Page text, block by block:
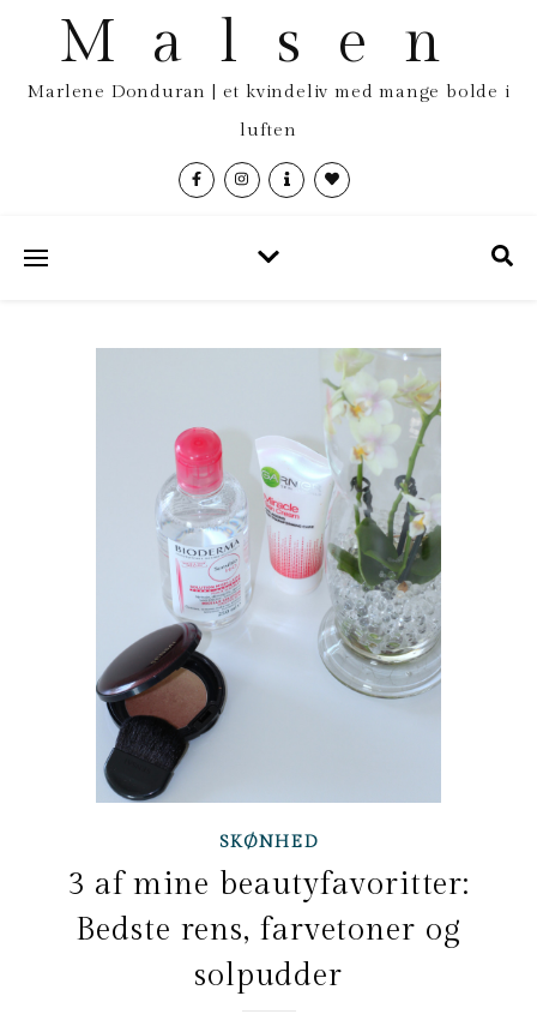
Malsen
Marlene Donduran | et kvindeliv med mange bolde i
luften
SKØNHED
3 af mine beautyfavoritter:
Bedste rens, farvetoner og
solpudder